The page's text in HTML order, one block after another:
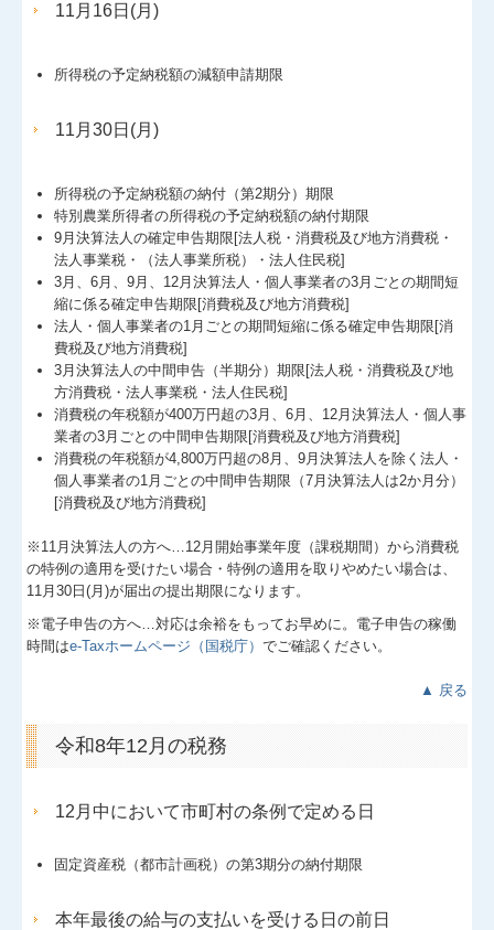
11月16日(月)
所得税の予定納税額の減額申請期限
11月30日(月)
所得税の予定納税額の納付（第2期分）期限
特別農業所得者の所得税の予定納税額の納付期限
9月決算法人の確定申告期限[法人税・消費税及び地方消費税・
法人事業税・（法人事業所税）・法人住民税]
3月、6月、9月、12月決算法人・個人事業者の3月ごとの期間短
縮に係る確定申告期限[消費税及び地方消費税]
法人・個人事業者の1月ごとの期間短縮に係る確定申告期限[消
費税及び地方消費税]
3月決算法人の中間申告（半期分）期限[法人税・消費税及び地
方消費税・法人事業税・法人住民税]
消費税の年税額が400万円超の3月、6月、12月決算法人・個人事
業者の3月ごとの中間申告期限[消費税及び地方消費税]
消費税の年税額が4,800万円超の8月、9月決算法人を除く法人・
個人事業者の1月ごとの中間申告期限（7月決算法人は2か月分）
[消費税及び地方消費税]
※11月決算法人の方へ…12月開始事業年度（課税期間）から消費税
の特例の適用を受けたい場合・特例の適用を取りやめたい場合は、
11月30日(月)が届出の提出期限になります。
※電子申告の方へ…対応は余裕をもってお早めに。電子申告の稼働
時間はe-Taxホームページ（国税庁）でご確認ください。
▲ 戻る
令和8年12月の税務
12月中において市町村の条例で定める日
固定資産税（都市計画税）の第3期分の納付期限
本年最後の給与の支払いを受ける日の前日